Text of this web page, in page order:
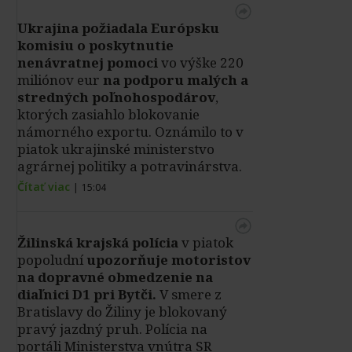
Ukrajina požiadala Európsku
komisiu o poskytnutie
nenávratnej pomocivo výške 220
miliónov eur na podporu malých a
stredných poľnohospodárov,
ktorých zasiahlo blokovanie
námorného exportu. Oznámilo to v
piatok ukrajinské ministerstvo
agrárnej politiky a potravinárstva.
Čítať viac | 15:04
Žilinská krajská políciav piatok
popoludní upozorňuje motoristov
na dopravné obmedzenie na
diaľnici D1 pri Bytči. V smere z
Bratislavy do Žiliny je blokovaný
pravý jazdný pruh. Polícia na
portáli Ministerstva vnútra SR